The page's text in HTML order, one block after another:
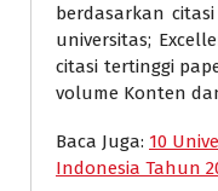
berdasarkan
universitas;
citasi tertinggi
volume Konten
Baca Juga: 10
Indonesia Tahun